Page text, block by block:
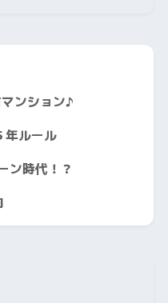
ンション♪
ルール
ン時代！？